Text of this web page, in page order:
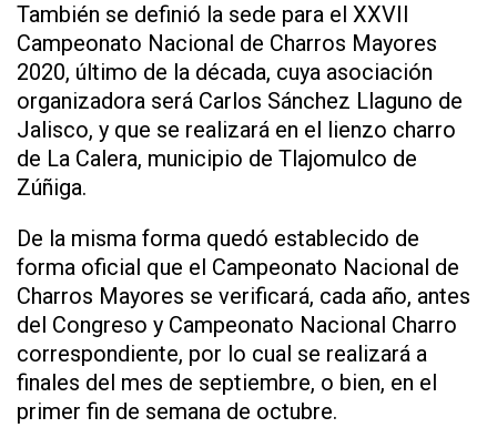
También se definió la sede para el XXVII
Campeonato Nacional de Charros Mayores
2020, último de la década, cuya asociación
organizadora será Carlos Sánchez Llaguno de
Jalisco, y que se realizará en el lienzo charro
de La Calera, municipio de Tlajomulco de
Zúñiga.
De la misma forma quedó establecido de
forma oficial que el Campeonato Nacional de
Charros Mayores se verificará, cada año, antes
del Congreso y Campeonato Nacional Charro
correspondiente, por lo cual se realizará a
finales del mes de septiembre, o bien, en el
primer fin de semana de octubre.